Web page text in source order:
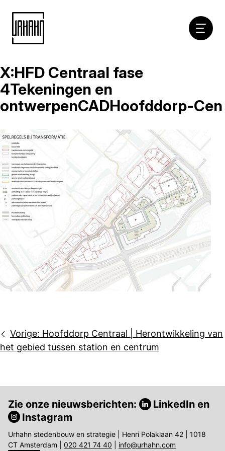
Naar
inhoud
X:HFD Centraal fase
4Tekeningen en
ontwerpenCADHoofddorp-Cen
Bericht
navigatie
Vorige: Hoofddorp Centraal | Herontwikkeling van
het gebied tussen station en centrum
Zie onze nieuwsberichten: LinkedIn en
Instagram
Urhahn stedenbouw en strategie | Henri Polaklaan 42 | 1018
CT Amsterdam | 020 421 74 40 info@urhahn.com